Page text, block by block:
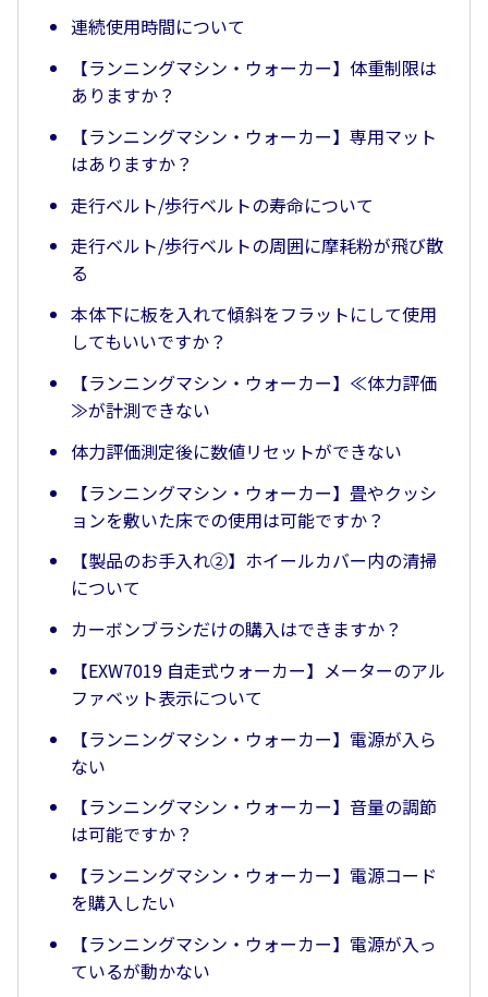
連続使用時間について
【ランニングマシン・ウォーカー】体重制限は
ありますか？
【ランニングマシン・ウォーカー】専用マット
はありますか？
走行ベルト/歩行ベルトの寿命について
走行ベルト/歩行ベルトの周囲に摩耗粉が飛び散
る
本体下に板を入れて傾斜をフラットにして使用
してもいいですか？
【ランニングマシン・ウォーカー】≪体力評価
≫が計測できない
体力評価測定後に数値リセットができない
【ランニングマシン・ウォーカー】畳やクッシ
ョンを敷いた床での使用は可能ですか？
【製品のお手入れ②】ホイールカバー内の清掃
について
カーボンブラシだけの購入はできますか？
【EXW7019 自走式ウォーカー】メーターのアル
ファベット表示について
【ランニングマシン・ウォーカー】電源が入ら
ない
【ランニングマシン・ウォーカー】音量の調節
は可能ですか？
【ランニングマシン・ウォーカー】電源コード
を購入したい
【ランニングマシン・ウォーカー】電源が入っ
ているが動かない